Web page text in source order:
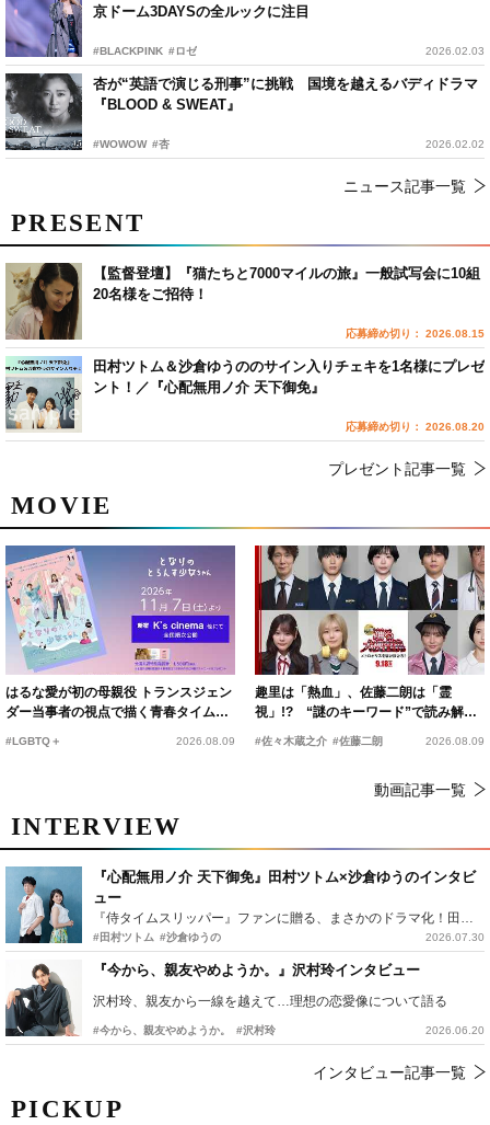
京ドーム3DAYSの全ルックに注目
#BLACKPINK #ロゼ 2026.02.03
杏が“英語で演じる刑事”に挑戦 国境を越えるバディドラマ
『BLOOD & SWEAT』
#WOWOW #杏 2026.02.02
ニュース記事一覧
PICKUP
MOVIE
はるな愛が初の母親役 トランスジェン
ダー当事者の視点で描く青春タイムス
#LGBTQ＋ 2026.08.09
趣里は「熱血」、佐藤二朗は「霊
視」!? “謎のキーワード”で読み解く
『踊る大捜査線 N.E.W.』新メンバー
#佐々木蔵之介 #佐藤二朗 2026.08.09
動画記事一覧
INTERVIEW
『心配無用ノ介 天下御免』田村ツトム×沙倉ゆうのインタビ
ュー
『侍タイムスリッパー』ファンに贈る、まさかのドラマ化！田村ツトム×沙倉ゆうのが語る『心配無用ノ介』撮影秘話
#田村ツトム #沙倉ゆうの 2026.07.30
『今から、親友やめようか。』沢村玲インタビュー
沢村玲、親友から一線を越えて…理想の恋愛像について語る
#今から、親友やめようか。 #沢村玲 2026.06.20
インタビュー記事一覧
PRESENT
【監督登壇】『猫たちと7000マイルの旅』一般試写会に10組
20名様をご招待！
応募締め切り： 2026.08.15
田村ツトム＆沙倉ゆうののサイン入りチェキを1名様にプレゼ
ント！／『心配無用ノ介 天下御免』
応募締め切り： 2026.08.20
プレゼント記事一覧